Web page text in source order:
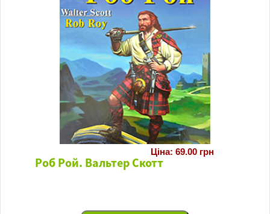
Роб Рой. Вальтер Скотт
Ціна: 69.00 грн